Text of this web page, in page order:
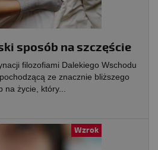
sposób na szczęście
filozofiami Dalekiego Wschodu
ze znacznie bliższego
na życie, który...
Wzrok